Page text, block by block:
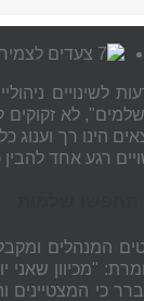
לא זקוקים
הינו רך
רגע אחד
המנהלים
"מכיוון
כי